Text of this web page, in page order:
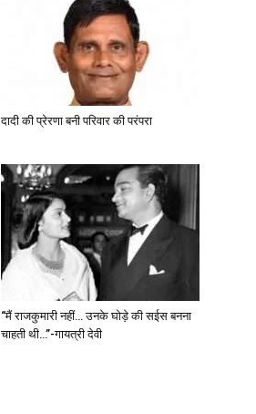
दादी की प्रेरणा बनी परिवार की परंपरा
“मैं राजकुमारी नहीं… उनके घोड़े की सईस बनना
चाहती थी…”-गायत्री देवी